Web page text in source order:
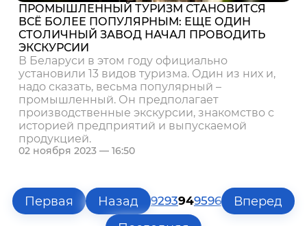
ПРОМЫШЛЕННЫЙ ТУРИЗМ СТАНОВИТСЯ
ВСЁ БОЛЕЕ ПОПУЛЯРНЫМ: ЕЩЕ ОДИН
СТОЛИЧНЫЙ ЗАВОД НАЧАЛ ПРОВОДИТЬ
ЭКСКУРСИИ
В Беларуси в этом году официально
установили 13 видов туризма. Один из них и,
надо сказать, весьма популярный –
промышленный. Он предполагает
производственные экскурсии, знакомство с
историей предприятий и выпускаемой
продукцией.
02 ноября 2023 — 16:50
Первая Назад 9293949596
Вперед